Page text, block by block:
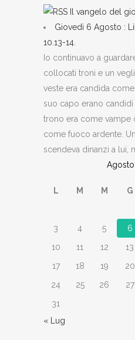
Il vangelo del
Giovedì 6 Agosto :
10.13-14.
Io continuavo a
collocati troni e un
veste era candida
suo capo erano
trono era come
come fuoco ardente.
scendeva dinanzi a lui,
L M M G
3
4 5 6
10
11 12 13
17
18 19 20
24
25 26 27
31
« Lug